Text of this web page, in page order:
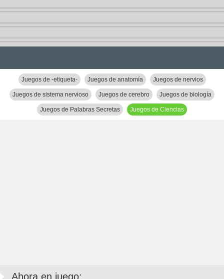
Juegos de -etiqueta- Juegos de anatomía Juegos de nervios
Juegos de sistema nervioso Juegos de cerebro Juegos de biología
Juegos de Palabras Secretas Juegos de Ciencias
Ahora en juego: